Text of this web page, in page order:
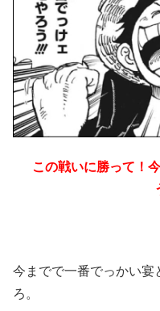
この戦いに勝って！
今までで一番でっかい宴
ろ。